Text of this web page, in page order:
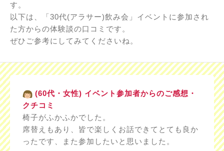
す。
以下は、「30代(アラサー)飲み会」イベントに参加され
た方からの体験談の口コミです。
ぜひご参考にしてみてくださいね。
(60代・女性) イベント参加者からのご感想・
クチコミ
椅子がふかふかでした。
席替えもあり、皆で楽しくお話できてとても良か
ったです、また参加したいと思いました。